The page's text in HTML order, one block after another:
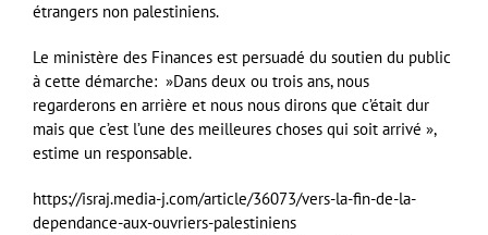
étrangers non palestiniens.
Le ministère des Finances est persuadé du soutien du public
à cette démarche: »Dans deux ou trois ans, nous
regarderons en arrière et nous nous dirons que c’était dur
mais que c’est l’une des meilleures choses qui soit arrivé »,
estime un responsable.
https://israj.media-j.com/article/36073/vers-la-fin-de-la-
dependance-aux-ouvriers-palestiniens